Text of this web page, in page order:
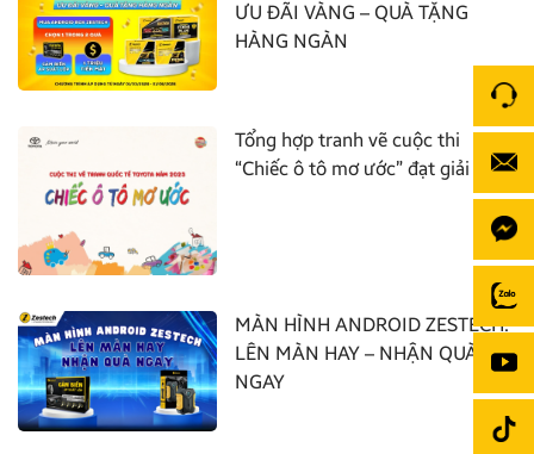
ƯU ĐÃI VÀNG – QUÀ TẶNG
HÀNG NGÀN
Tổng hợp tranh vẽ cuộc thi
“Chiếc ô tô mơ ước” đạt giải nhất
MÀN HÌNH ANDROID ZESTECH:
LÊN MÀN HAY – NHẬN QUÀ
NGAY